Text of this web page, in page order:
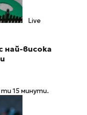
Live
най-висока
ти 15 минути.